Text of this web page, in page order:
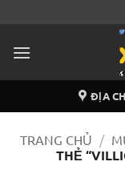
nội
ĐỊA
TRANG CHỦ /
THẺ